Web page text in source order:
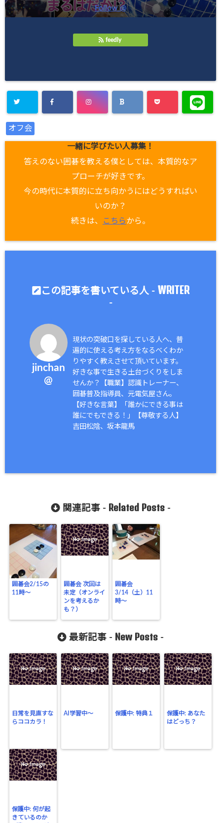
Follow @
feedly
オフ会
一緒に学びたい人募集！
答えのない囲碁を教える僕としては、本質的なア
プローチが好きです。
今の時代に本質的に立ち向かうにはどうすればい
いのか？
続きは、
こちらから。
この記事を書いている人 - WRITER
-
jinchan
@
現状の突破口を探している人へ、普
遍的に使える考え方をなるべくわか
りやすく教えさせて頂いています。
好きな事で生きる土台づくりをしま
せんか？【職業】認識トレーナー、
囲碁普及指導員、元電気屋さん。
【好きな言葉】「誰かにできる事は
誰にでもできる！」【尊敬する人】
吉田松陰、坂本龍馬
関連記事 - Related Posts-
囲碁会2/15の
11時〜
囲碁会 次回は
未定（オンライ
ンを考えるか
も？）
囲碁会
3/14（土）11
時〜
最新記事 - New Posts -
日常を見直すな
らココカラ！
AI学習中〜 保護中: 特典１
保護中: あなた
はどっち？
保護中: 何が起
きているのか